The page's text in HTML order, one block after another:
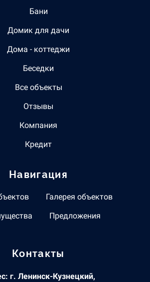
Бани
Домик для дачи
Дома - коттеджи
Беседки
Все объекты
Отзывы
Компания
Кредит
Навигация
Галерея объектов
Предложения
Контакты
г. Ленинск-Кузнецкий,